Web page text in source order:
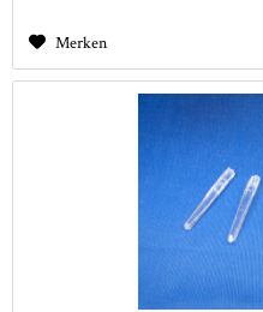
Merken